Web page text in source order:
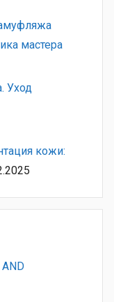
мастера
Уход
кожи:
AND